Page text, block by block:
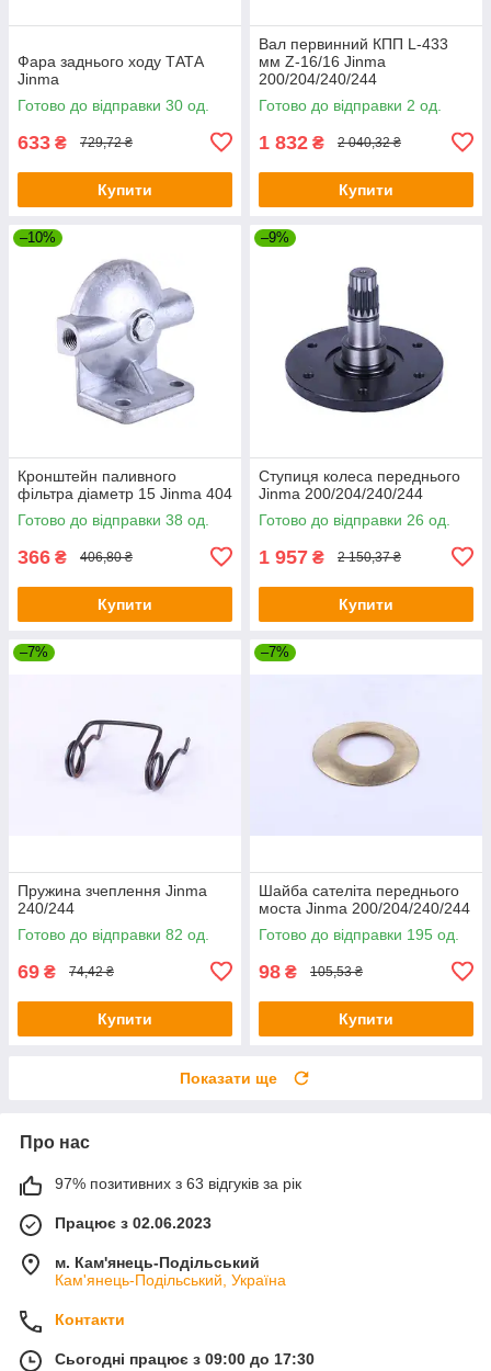
Фара заднього ходу ТАТА
Jinma
Готово до відправки 30 од.
633 ₴ 729,72 ₴
Купити
Вал первинний КПП L-433
мм Z-16/16 Jinma
200/204/240/244
Готово до відправки 2 од.
1 832 ₴ 2 040,32 ₴
Купити
–10%
Кронштейн паливного
фільтра діаметр 15 Jinma 404
Готово до відправки 38 од.
366 ₴ 406,80 ₴
Купити
–9%
Ступиця колеса переднього
Jinma 200/204/240/244
Готово до відправки 26 од.
1 957 ₴ 2 150,37 ₴
Купити
–7%
Пружина зчеплення Jinma
240/244
Готово до відправки 82 од.
69 ₴ 74,42 ₴
Купити
–7%
Шайба сателіта переднього
моста Jinma 200/204/240/244
Готово до відправки 195 од.
98 ₴ 105,53 ₴
Купити
Показати ще
Про нас
97% позитивних з 63 відгуків за рік
Працює з 02.06.2023
м. Кам'янець-Подільський
Кам'янець-Подільський, Україна
Контакти
Сьогодні працює з 09:00 до 17:30